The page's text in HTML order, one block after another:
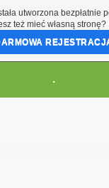
.
utworzona bezpłatnie
też mieć własną stronę?